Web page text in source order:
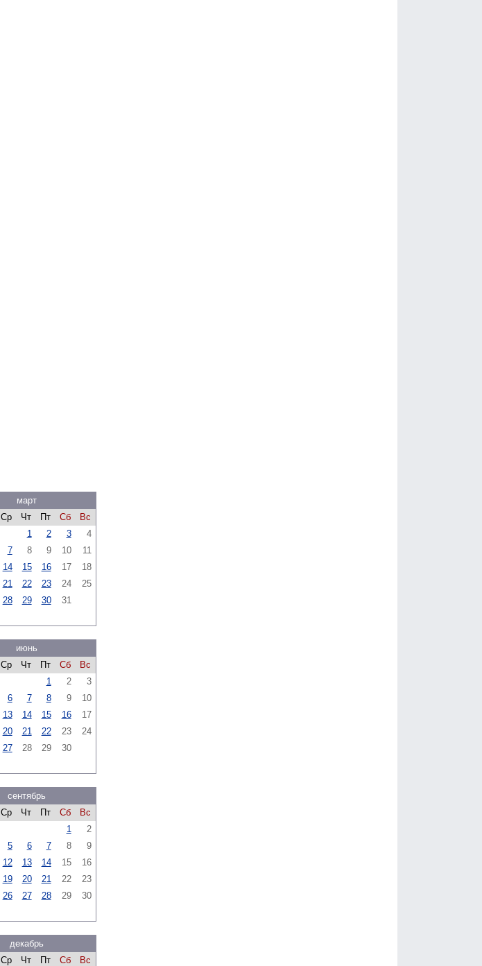
март
Ср Чт Пт Сб
Вс
1
2 3
4
7 8 9 10
11
14 15 16 17
18
21 22 23 24
25
28 29 30 31
июнь
Ср Чт Пт Сб
Вс
1
2
3
6 7 8 9
10
13 14 15 16
17
20 21 22 23
24
27 28 29 30
сентябрь
Ср Чт Пт Сб
Вс
1
2
5 6 7 8
9
12 13 14 15
16
19 20 21 22
23
26 27 28 29 30
декабрь
Ср Чт Пт Сб Вс